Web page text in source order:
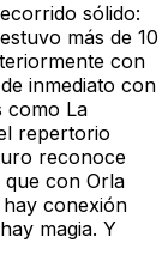
sólido:
más de 10
con
inmediato con
como La
repertorio
reconoce
con Orla
conexión
magia. Y